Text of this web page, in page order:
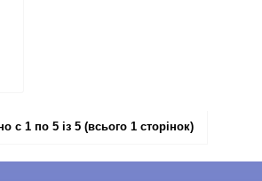
с 1 по 5 із 5 (всього 1 сторінок)